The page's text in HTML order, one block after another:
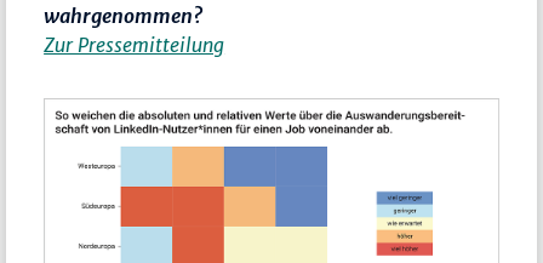
wahrgenommen?
Zur Pressemitteilung